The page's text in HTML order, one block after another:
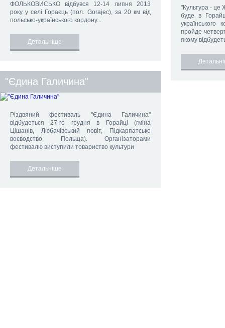
ФОЛЬКОВИСЬКО відбувся 12-14 липня 2013
року у селі Гораєць (пол. Gorajec), за 20 км від
польсько-українського кордону...
Детальніше
"Культура - це
буде в
пройде
якому
"Єдина Галичина"
Різдвяний фестиваль "Єдина Галичина"
відбудеться 27-го грудня в Горайці (гміна
Цішанів, Любачівський повіт, Підкарпатське
воєводство, Польща). Організаторами
фестивалю виступили товариство культури
Детальніше